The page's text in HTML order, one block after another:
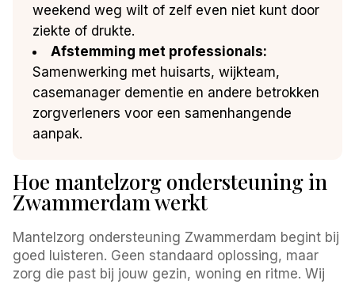
weekend weg wilt of zelf even niet kunt door
ziekte of drukte.
Afstemming met professionals:
Samenwerking met huisarts, wijkteam,
casemanager dementie en andere betrokken
zorgverleners voor een samenhangende
aanpak.
Hoe mantelzorg ondersteuning in
Zwammerdam werkt
Mantelzorg ondersteuning Zwammerdam begint bij
goed luisteren. Geen standaard oplossing, maar
zorg die past bij jouw gezin, woning en ritme. Wij